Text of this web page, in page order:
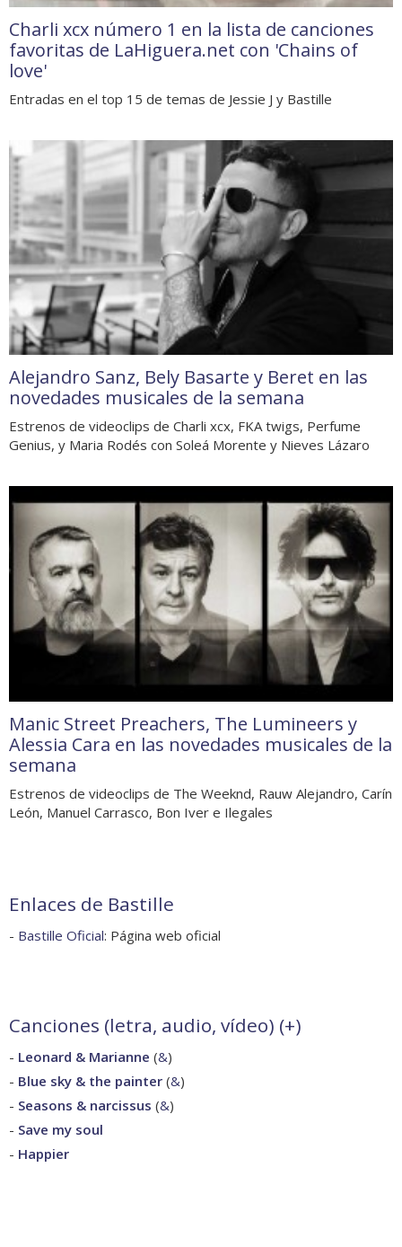
Charli xcx número 1 en la lista de canciones
favoritas de LaHiguera.net con 'Chains of
love'
Entradas en el top 15 de temas de Jessie J y Bastille
Alejandro Sanz, Bely Basarte y Beret en las
novedades musicales de la semana
Estrenos de videoclips de Charli xcx, FKA twigs, Perfume
Genius, y Maria Rodés con Soleá Morente y Nieves Lázaro
Manic Street Preachers, The Lumineers y
Alessia Cara en las novedades musicales de la
semana
Estrenos de videoclips de The Weeknd, Rauw Alejandro, Carín
León, Manuel Carrasco, Bon Iver e Ilegales
Enlaces de Bastille
- Bastille Oficial: Página web oficial
Canciones (letra, audio, vídeo) (+)
- Leonard & Marianne (&)
- Blue sky & the painter (&)
- Seasons & narcissus (&)
- Save my soul
- Happier